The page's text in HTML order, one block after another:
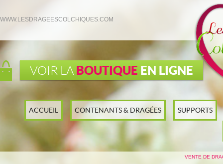
WWW.LESDRAGEESCOLCHIQUES.COM
VOIR LA BOUTIQUE EN LIGNE
ACCUEIL CONTENANTS & DRAGÉES SUPPORTS
VENTE DE